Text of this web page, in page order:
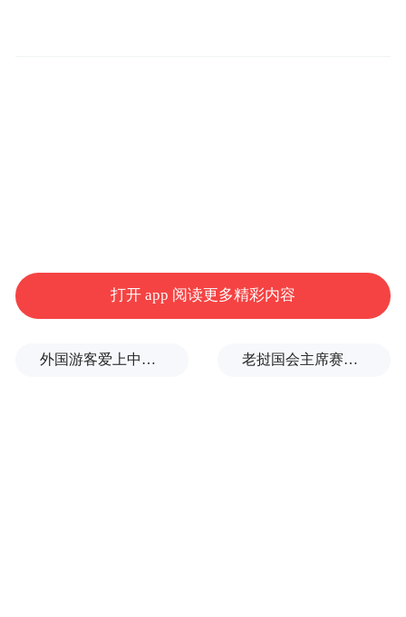
打开 app 阅读更多精彩内容
外国游客爱上中国旅拍、汉服和美甲 老挝国会主席赛宋蓬逝世